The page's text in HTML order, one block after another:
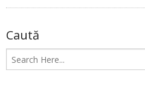
Caută